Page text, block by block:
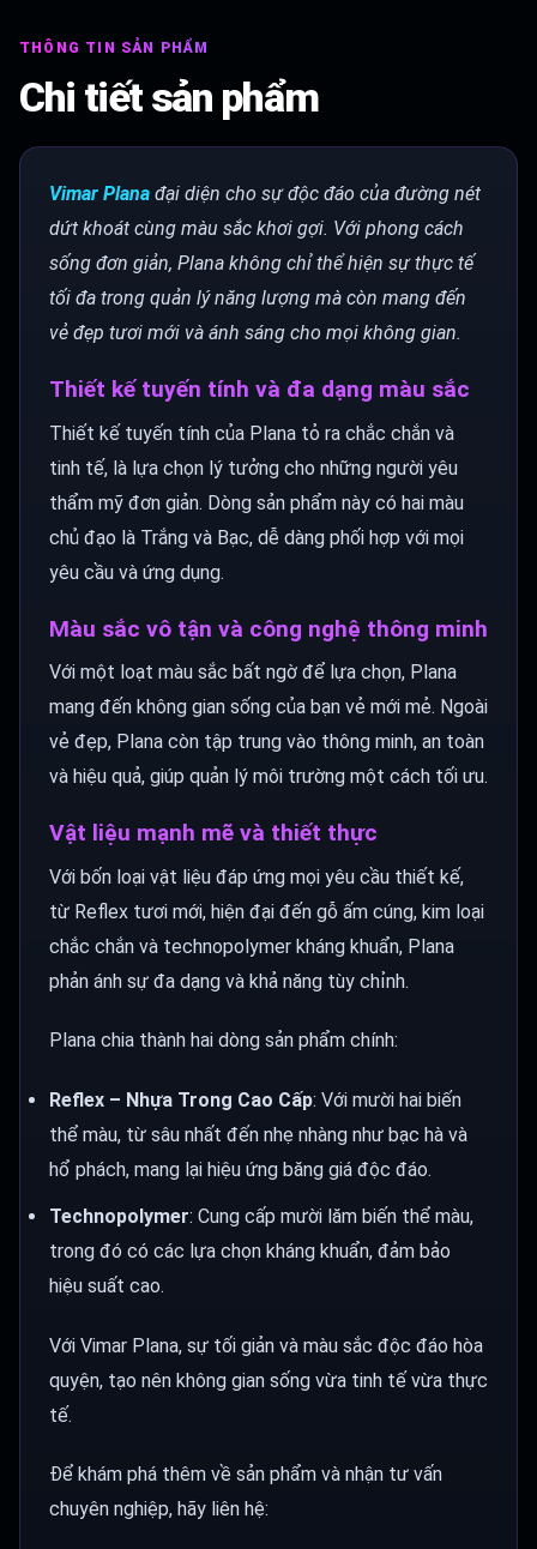
THÔNG TIN SẢN PHẨM
Chi tiết sản phẩm
Vimar Plana đại diện cho sự độc đáo của đường nét
dứt khoát cùng màu sắc khơi gợi. Với phong cách
sống đơn giản, Plana không chỉ thể hiện sự thực tế
tối đa trong quản lý năng lượng mà còn mang đến
vẻ đẹp tươi mới và ánh sáng cho mọi không gian.
Thiết kế tuyến tính và đa dạng màu sắc
Thiết kế tuyến tính của Plana tỏ ra chắc chắn và
tinh tế, là lựa chọn lý tưởng cho những người yêu
thẩm mỹ đơn giản. Dòng sản phẩm này có hai màu
chủ đạo là Trắng và Bạc, dễ dàng phối hợp với mọi
yêu cầu và ứng dụng.
Màu sắc vô tận và công nghệ thông minh
Với một loạt màu sắc bất ngờ để lựa chọn, Plana
mang đến không gian sống của bạn vẻ mới mẻ. Ngoài
vẻ đẹp, Plana còn tập trung vào thông minh, an toàn
và hiệu quả, giúp quản lý môi trường một cách tối ưu.
Vật liệu mạnh mẽ và thiết thực
Với bốn loại vật liệu đáp ứng mọi yêu cầu thiết kế,
từ Reflex tươi mới, hiện đại đến gỗ ấm cúng, kim loại
chắc chắn và technopolymer kháng khuẩn, Plana
phản ánh sự đa dạng và khả năng tùy chỉnh.
Plana chia thành hai dòng sản phẩm chính:
Reflex – Nhựa Trong Cao Cấp: Với mười hai biến
thể màu, từ sâu nhất đến nhẹ nhàng như bạc hà và
hổ phách, mang lại hiệu ứng băng giá độc đáo.
Technopolymer: Cung cấp mười lăm biến thể màu,
trong đó có các lựa chọn kháng khuẩn, đảm bảo
hiệu suất cao.
Với Vimar Plana, sự tối giản và màu sắc độc đáo hòa
quyện, tạo nên không gian sống vừa tinh tế vừa thực
tế.
Để khám phá thêm về sản phẩm và nhận tư vấn
chuyên nghiệp, hãy liên hệ: